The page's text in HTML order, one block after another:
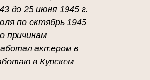
до 25 июня 1945 г.
по октябрь 1945
причинам
актером в
в Курском